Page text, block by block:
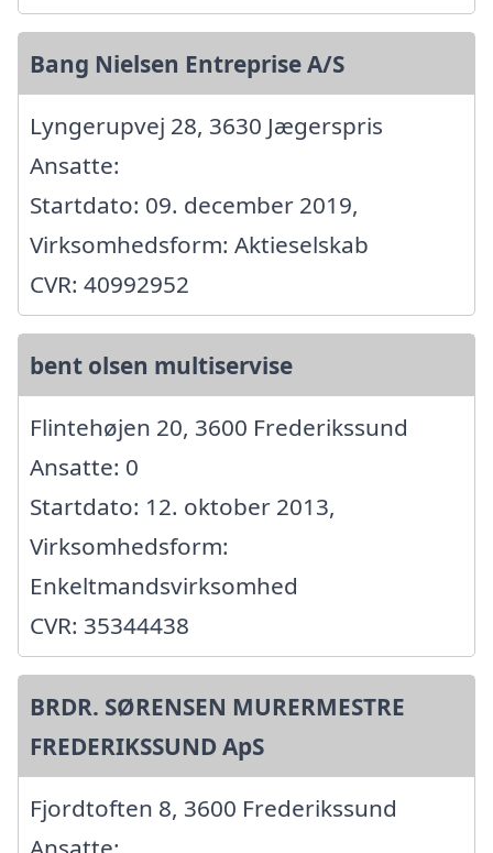
Bang Nielsen Entreprise A/S
Lyngerupvej 28, 3630 Jægerspris
Ansatte:
Startdato: 09. december 2019,
Virksomhedsform: Aktieselskab
CVR: 40992952
bent olsen multiservise
Flintehøjen 20, 3600 Frederikssund
Ansatte: 0
Startdato: 12. oktober 2013,
Virksomhedsform:
Enkeltmandsvirksomhed
CVR: 35344438
BRDR. SØRENSEN MURERMESTRE
FREDERIKSSUND ApS
Fjordtoften 8, 3600 Frederikssund